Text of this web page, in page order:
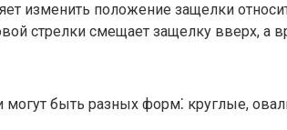
изменить положение защелки
стрелки смещает защелку вверх, а
могут быть разных форм⁚ круглые,